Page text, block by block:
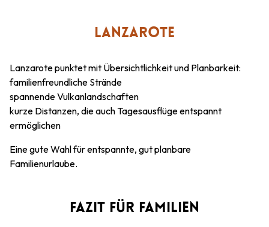
LANZAROTE
Lanzarote punktet mit Übersichtlichkeit und Planbarkeit:
familienfreundliche Strände
spannende Vulkanlandschaften
kurze Distanzen, die auch Tagesausflüge entspannt
ermöglichen
Eine gute Wahl für entspannte, gut planbare
Familienurlaube.
FAZIT FÜR FAMILIEN